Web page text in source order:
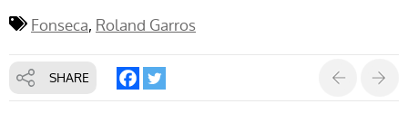
Fonseca Roland Garros
SHARE